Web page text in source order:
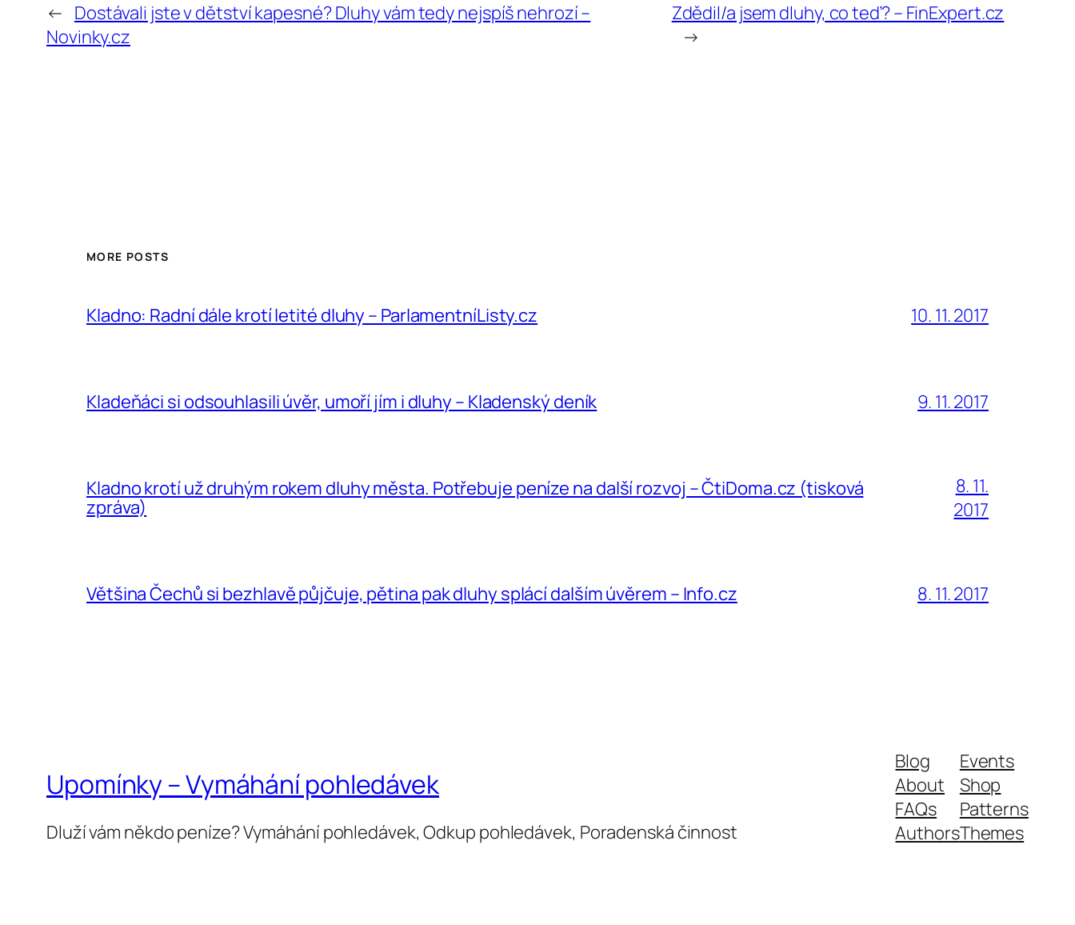
← Dostávali jste v dětství kapesné? Dluhy vám tedy nejspíš nehrozí –
Novinky.cz
Zdědil/a jsem dluhy, co teď? – FinExpert.cz
→
MORE POSTS
Kladno: Radní dále krotí letité dluhy – ParlamentníListy.cz 10. 11. 2017
Kladeňáci si odsouhlasili úvěr, umoří jím i dluhy – Kladenský deník 9. 11. 2017
Kladno krotí už druhým rokem dluhy města. Potřebuje peníze na další rozvoj – ČtiDoma.cz (tisková
zpráva)
8. 11.
2017
Většina Čechů si bezhlavě půjčuje, pětina pak dluhy splácí dalším úvěrem – Info.cz 8. 11. 2017
Upomínky – Vymáhání pohledávek
Dluží vám někdo peníze? Vymáhání pohledávek, Odkup pohledávek, Poradenská činnost
Blog
About
FAQs
Authors
Events
Shop
Patterns
Themes